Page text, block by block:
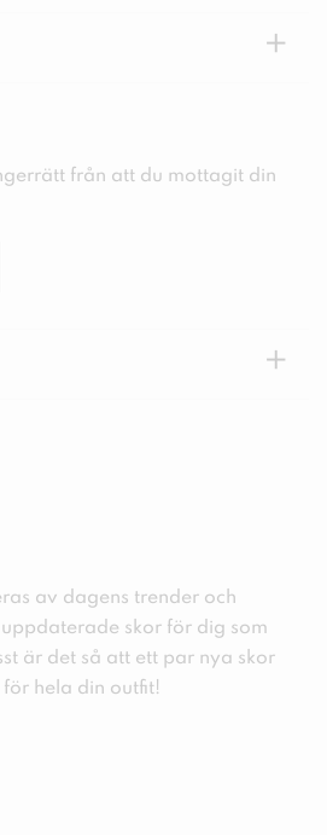
+
från att du mottagit din
+
av dagens trender och
skor för dig som
är det så att ett par nya skor
hela din outfit!